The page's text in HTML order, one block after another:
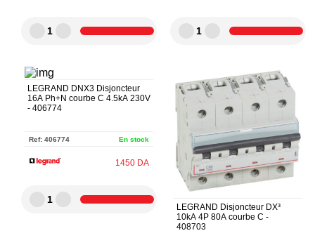
1 1
LEGRAND DNX3 Disjoncteur
16A Ph+N courbe C 4.5kA 230V
- 406774
Ref: 406774 En stock
1450 DA
1
LEGRAND Disjoncteur DX³
10kA 4P 80A courbe C -
408703